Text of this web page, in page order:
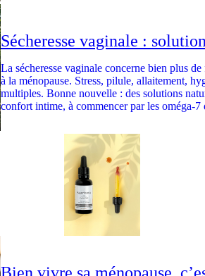
Sécheresse vaginale :
La sécheresse vaginale concerne bien plus
à la ménopause. Stress, pilule, allaitement,
multiples. Bonne nouvelle : des solutions
confort intime, à commencer par les oméga-7
Bien vivre sa ménopause,